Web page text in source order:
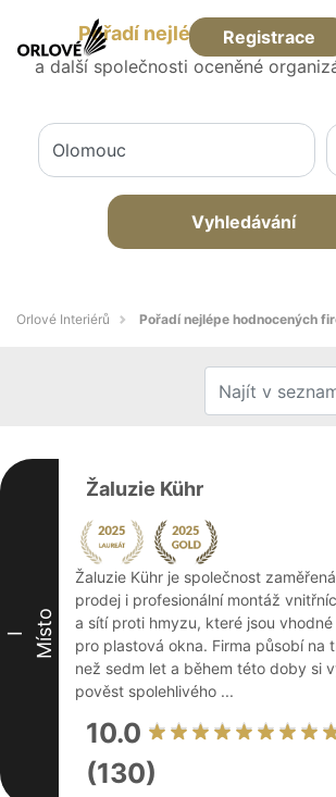
Registrace
Pořadí nejlépe
a další společnosti oceněné
Vyhledávání
Orlové Interiérů Pořadí nejlépe hodnocených
I Místo
Žaluzie Kühr
Žaluzie Kühr je společnost
prodej i profesionální montáž
a sítí proti hmyzu, které jsou vhodné
pro plastová okna. Firma působí na
než sedm let a během této doby si
pověst spolehlivého ...
10.0
(130)